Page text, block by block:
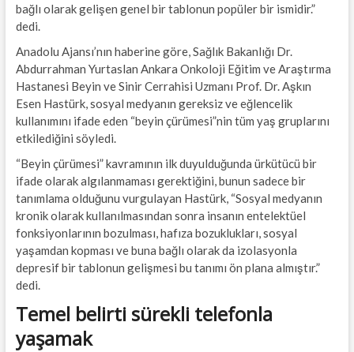
bağlı olarak gelişen genel bir tablonun popüler bir ismidir.”
dedi.
Anadolu Ajansı’nın haberine göre, Sağlık Bakanlığı Dr.
Abdurrahman Yurtaslan Ankara Onkoloji Eğitim ve Araştırma
Hastanesi Beyin ve Sinir Cerrahisi Uzmanı Prof. Dr. Aşkın
Esen Hastürk, sosyal medyanın gereksiz ve eğlencelik
kullanımını ifade eden “beyin çürümesi”nin tüm yaş gruplarını
etkilediğini söyledi.
“Beyin çürümesi” kavramının ilk duyulduğunda ürkütücü bir
ifade olarak algılanmaması gerektiğini, bunun sadece bir
tanımlama olduğunu vurgulayan Hastürk, “Sosyal medyanın
kronik olarak kullanılmasından sonra insanın entelektüel
fonksiyonlarının bozulması, hafıza bozuklukları, sosyal
yaşamdan kopması ve buna bağlı olarak da izolasyonla
depresif bir tablonun gelişmesi bu tanımı ön plana almıştır.”
dedi.
Temel belirti sürekli telefonla
yaşamak